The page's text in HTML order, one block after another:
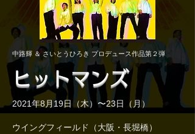
​中路輝 ＆ さいとうひろき プロデュース作品第２弾
ヒットマンズ
2021年8月19日（木）〜23日（月）
ウイングフィールド（大阪・長堀橋）